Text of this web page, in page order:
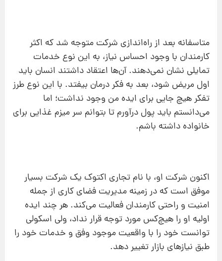
متاسفانه بعد از راه‌اندازی شرکت متوجه شد که اکثر
کارمندان با وجود احساس نیاز، به این نوع خدمات
تمایلی نشان نمی‌دهند. آن‌ها اعتقاد داشتند انسان باید
اول مریض شود، بعد به فکر درمان بیفتد. با این نوع طرز
تفکر هیچ جایی برای ایده‌ من وجود نداشت؛ اما
می‌دانستم باید پول درآورم تا بتوانم سر میزم غذایی برای
خانواده داشته باشم.
اکنون شرکت او، با نام تجاری اکتوک یک شرکت بسیار
موفق است که در زمینه‌ مدیریت فضای کاری از جمله
امنیت و راحتی کارمندان فعالیت می‌کند. هر چند ایده‌
اولیه‌ او را هیچ‌کس مورد توجه قرار نداد، ولی اسکولی
توانست خود را با واقعیت موجود وفق و خدمات خود را
طبق نیازهای بازار تغییر دهد.